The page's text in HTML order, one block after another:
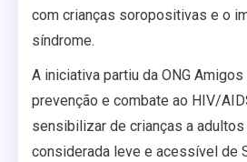
com crianças soropositivas e o
síndrome.
A iniciativa partiu da ONG Amigos
prevenção e combate ao HIV/
sensibilizar de crianças a
considerada leve e acessível de